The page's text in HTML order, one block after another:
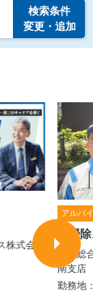
検索条件
変更・追加
株式会
アルバ
お掃
日本
南支店
勤務地